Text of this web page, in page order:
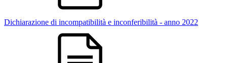
Dichiarazione di incompatibilità e inconferibilità - anno 2022